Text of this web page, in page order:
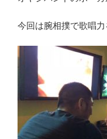
今回は腕相撲で歌唱力